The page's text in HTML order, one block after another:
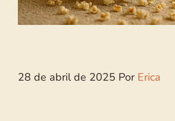
28 de abril de 2025 Por Erica